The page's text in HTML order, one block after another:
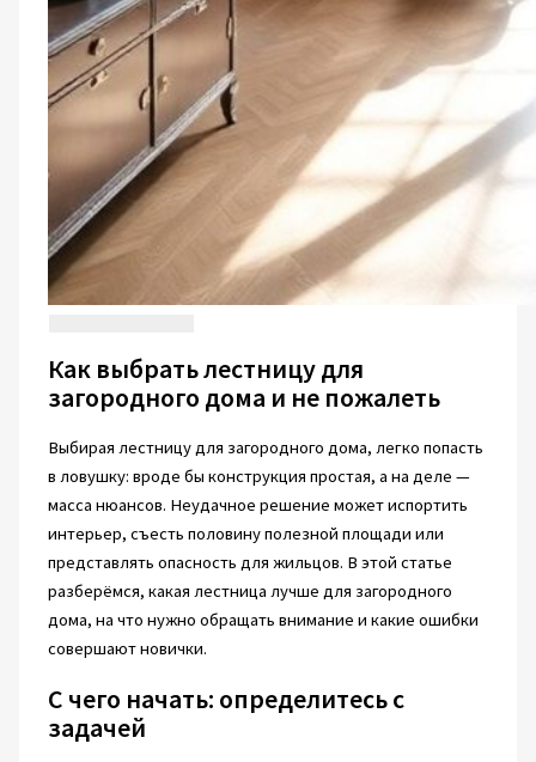
Как выбрать лестницу для
загородного дома и не пожалеть
Выбирая лестницу для загородного дома, легко попасть
в ловушку: вроде бы конструкция простая, а на деле —
масса нюансов. Неудачное решение может испортить
интерьер, съесть половину полезной площади или
представлять опасность для жильцов. В этой статье
разберёмся, какая лестница лучше для загородного
дома, на что нужно обращать внимание и какие ошибки
совершают новички.
С чего начать: определитесь с
задачей